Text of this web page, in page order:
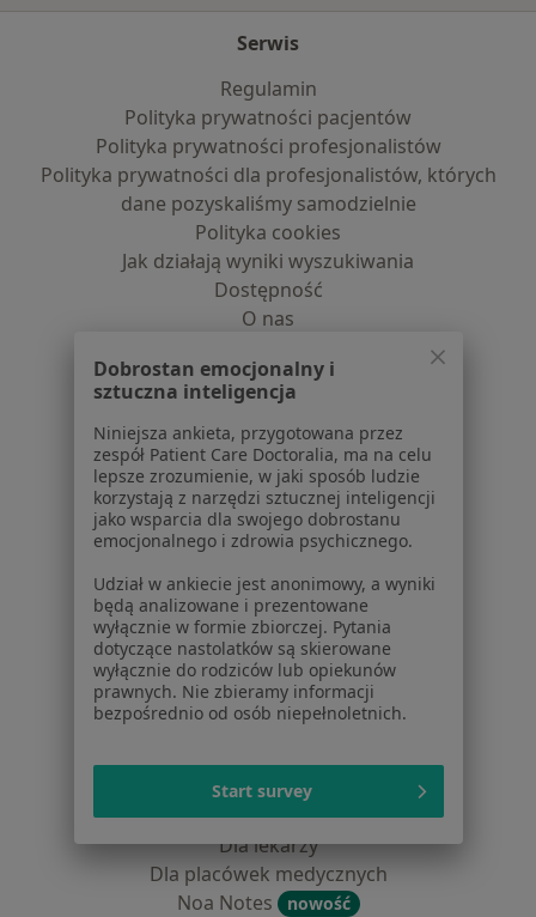
Serwis
Regulamin
Polityka prywatności pacjentów
Polityka prywatności profesjonalistów
Polityka prywatności dla profesjonalistów, których
dane pozyskaliśmy samodzielnie
Polityka cookies
Jak działają wyniki wyszukiwania
Dostępność
O nas
Partnerzy
Centrum prasowe
Kontakt
Dla pacjentów
Lekarze
Placówki medyczne
Pytania i odpowiedzi
Usługi i zabiegi
Choroby
Pomoc
Aplikacje mobilne
Blog dla pacjentów
Dla profesjonalistów
Cennik
Dla lekarzy
Dla placówek medycznych
Noa Notes
nowość
Dobrostan emocjonalny i
sztuczna inteligencja
Niniejsza ankieta, przygotowana przez
zespół Patient Care Doctoralia, ma na celu
lepsze zrozumienie, w jaki sposób ludzie
korzystają z narzędzi sztucznej inteligencji
jako wsparcia dla swojego dobrostanu
emocjonalnego i zdrowia psychicznego.
Udział w ankiecie jest anonimowy, a wyniki
będą analizowane i prezentowane
wyłącznie w formie zbiorczej. Pytania
dotyczące nastolatków są skierowane
wyłącznie do rodziców lub opiekunów
prawnych. Nie zbieramy informacji
bezpośrednio od osób niepełnoletnich.
Start survey